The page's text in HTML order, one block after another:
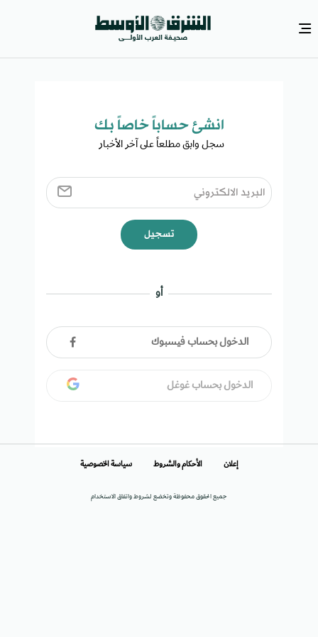
انشئ حساباً خاصاً بك​
سجل وابق مطلعاً على آخر الأخبار ​
تسجيل
أو
الدخول بحساب فيسبوك
الدخول بحساب غوغل
جميع الحقوق محفوظة وتخضع لشروط واتفاق الاستخدام
إعلان الأحكام والشروط سياسة الخصوصية